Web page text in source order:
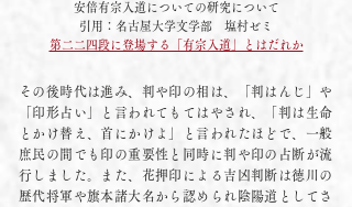
安倍有宗入道についての研究について
引用：名古屋大学文学部 塩村ゼミ
​第二二四段に登場する「有宗入道」とはだれか
その後時代は進み、判や印の相は、「判はんじ」や
「印形占い」と言われてもてはやされ、「判は生命
とかけ替え、首にかけよ」と言われたほどで、一般
庶民の間でも印の重要性と同時に判や印の占断が流
行しました。また、花押印による吉凶判断は徳川の
歴代将軍や旗本諸大名から認められ陰陽道としてさ